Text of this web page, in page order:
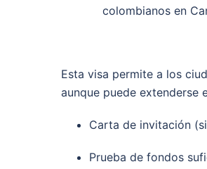
colombianos en
Esta visa permite a los
aunque puede extenderse
Carta de invitación
Prueba de fondos